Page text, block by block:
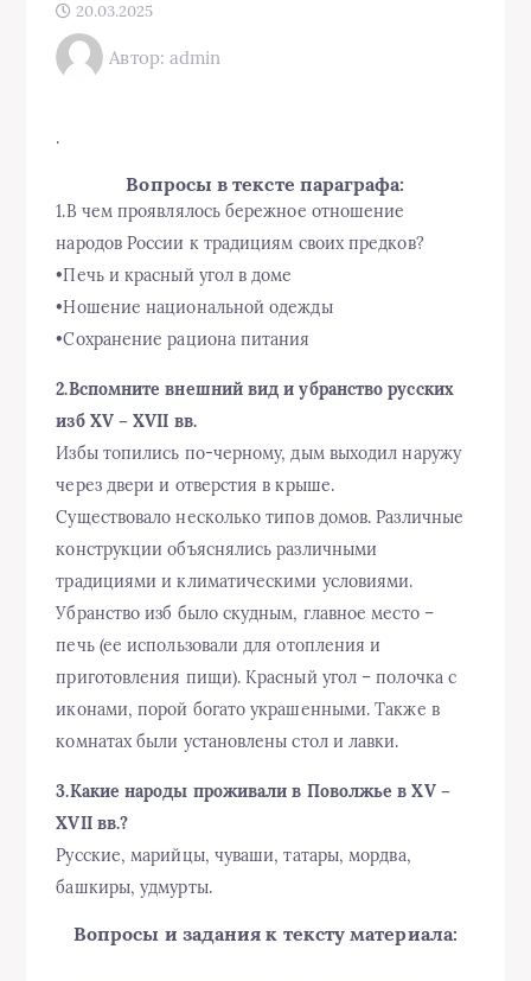
20.03.2025
Автор: admin
.
Вопросы в тексте параграфа:
1.В чем проявлялось бережное отношение
народов России к традициям своих предков?
•Печь и красный угол в доме
•Ношение национальной одежды
•Сохранение рациона питания
2.Вспомните внешний вид и убранство русских
изб XV – XVII вв.
Избы топились по-черному, дым выходил наружу
через двери и отверстия в крыше.
Существовало несколько типов домов. Различные
конструкции объяснялись различными
традициями и климатическими условиями.
Убранство изб было скудным, главное место –
печь (ее использовали для отопления и
приготовления пищи). Красный угол – полочка с
иконами, порой богато украшенными. Также в
комнатах были установлены стол и лавки.
3.Какие народы проживали в Поволжье в XV –
XVII вв.?
Русские, марийцы, чуваши, татары, мордва,
башкиры, удмурты.
Вопросы и задания к тексту материала: